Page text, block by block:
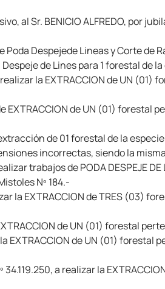
al Sr. BENICIO ALFREDO, por
Poda Despejede Lineas y Corte
de Lines para 1 forestal de
la EXTRACCION de UN
EXTRACCION de UN (01)
de 01 forestal de la
incorrectas, siendo la
trabajos de PODA DESPEJE
Nº 184.-
la EXTRACCION de TRES (03)
de UN (01) forestal
EXTRACCION de UN (01)
34.119.250, a realizar la